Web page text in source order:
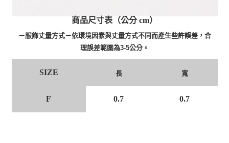
商品尺寸表（公分 cm）
－服飾丈量方式－依環境因素與丈量方式不同而產生些許誤差，合
理誤差範圍為3-5公分。
SIZE 長 寬
F 0.7 0.7